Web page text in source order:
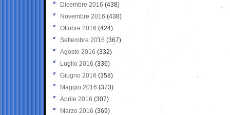
Dicembre 2016 (438)
Novembre 2016 (438)
Ottobre 2016 (424)
Settembre 2016 (367)
Agosto 2016 (332)
Luglio 2016 (336)
Giugno 2016 (358)
Maggio 2016 (373)
Aprile 2016 (307)
Marzo 2016 (369)